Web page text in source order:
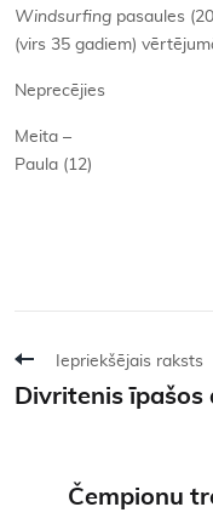
Windsurfing pasaules
(virs 35 gadiem)
Neprecējies
Meita –
Paula (12)
Iepriekšējais raksts
Divritenis īpašos
Čempionu